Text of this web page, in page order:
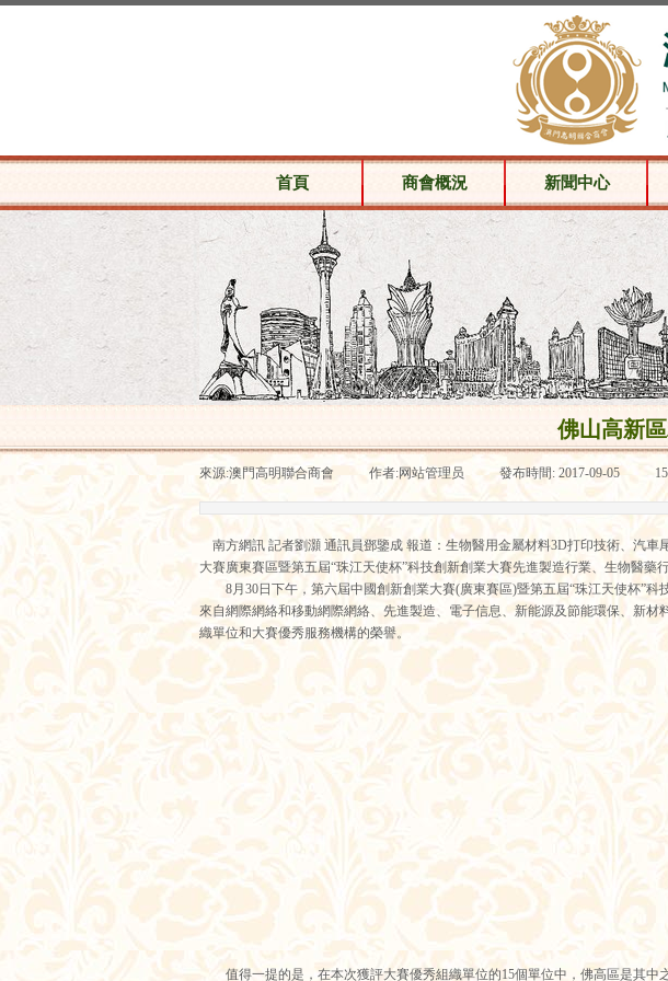
首頁 商會概況 新聞中心
佛山高新
來源:澳門高明聯合商會 作者:网站管理员 | 發布時間: 2017-09-05
南方網訊 記者劉灝 通訊員鄧鑒成 報道：生物醫用金屬材料3D打印技術、汽
大賽廣東賽區暨第五屆“珠江天使杯”科技創新創業大賽先進製造行業、生物醫藥
8月30日下午，第六屆中國創新創業大賽(廣東賽區)暨第五屆“珠江天使杯”科
來自網際網絡和移動網際網絡、先進製造、電子信息、新能源及節能環保、新
織單位和大賽優秀服務機構的榮譽。
值得一提的是，在本次獲評大賽優秀組織單位的15個單位中，佛高區是其中